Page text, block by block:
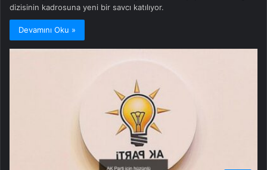
dizisinin kadrosuna yeni bir savcı katılıyor.
Devamını Oku »